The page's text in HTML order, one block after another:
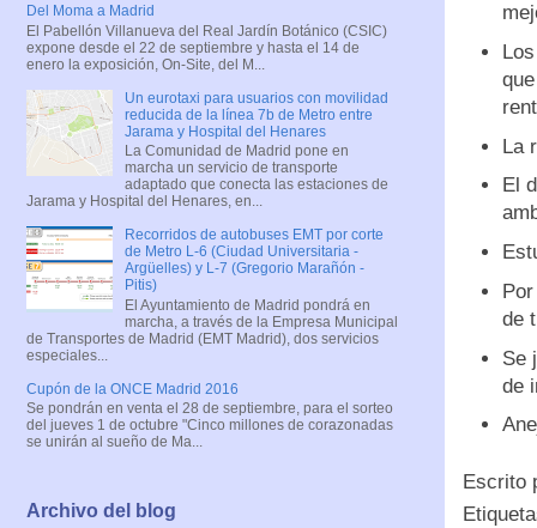
La
El
de
Se
de
Escrito
Del Moma a Madrid
El Pabellón Villanueva del Real Jardín Botánico (CSIC)
expone desde el 22 de septiembre y hasta el 14 de
enero la exposición, On-Site, del M...
Un eurotaxi para usuarios con movilidad
reducida de la línea 7b de Metro entre
Jarama y Hospital del Henares
La Comunidad de Madrid pone en
marcha un servicio de transporte
adaptado que conecta las estaciones de
Jarama y Hospital del Henares, en...
Recorridos de autobuses EMT por corte
de Metro L-6 (Ciudad Universitaria -
Argüelles) y L-7 (Gregorio Marañón -
Pitis)
El Ayuntamiento de Madrid pondrá en
marcha, a través de la Empresa Municipal
de Transportes de Madrid (EMT Madrid), dos servicios
especiales...
Cupón de la ONCE Madrid 2016
Se pondrán en venta el 28 de septiembre, para el sorteo
del jueves 1 de octubre "Cinco millones de corazonadas
se unirán al sueño de Ma...
Archivo del blog